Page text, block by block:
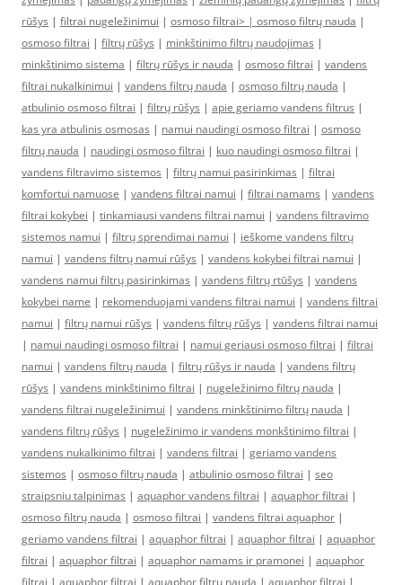
rūšys | filtrai nugeležinimui | osmoso filtrai> | osmoso filtrų nauda |
osmoso filtrai | filtrų rūšys | minkštinimo filtrų naudojimas |
minkštinimo sistema | filtrų rūšys ir nauda | osmoso filtrai | vandens
filtrai nukalkinimui | vandens filtrų nauda | osmoso filtrų nauda |
atbulinio osmoso filtrai | filtrų rūšys | apie geriamo vandens filtrus |
kas yra atbulinis osmosas | namui naudingi osmoso filtrai | osmoso
filtrų nauda | naudingi osmoso filtrai | kuo naudingi osmoso filtrai |
vandens filtravimo sistemos | filtrų namui pasirinkimas | filtrai
komfortui namuose | vandens filtrai namui | filtrai namams | vandens
filtrai kokybei | tinkamiausi vandens filtrai namui | vandens filtravimo
sistemos namui | filtrų sprendimai namui | ieškome vandens filtrų
namui | vandens filtrų namui rūšys | vandens kokybei filtrai namui |
vandens namui filtrų pasirinkimas | vandens filtrų rtūšys | vandens
kokybei name | rekomenduojami vandens filtrai namui | vandens filtrai
namui | filtrų namui rūšys | vandens filtrų rūšys | vandens filtrai namui
| namui naudingi osmoso filtrai | namui geriausi osmoso filtrai | filtrai
namui | vandens filtrų nauda | filtrų rūšys ir nauda | vandens filtrų
rūšys | vandens minkštinimo filtrai | nugeležinimo filtrų nauda |
vandens filtrai nugeležinimui | vandens minkštinimo filtrų nauda |
vandens filtrų rūšys | nugeležinimo ir vandens monkštinimo filtrai |
vandens nukalkinimo filtrai | vandens filtrai | geriamo vandens
sistemos | osmoso filtrų nauda | atbulinio osmoso filtrai | seo
straipsniu talpinimas | aquaphor vandens filtrai | aquaphor filtrai |
osmoso filtrų nauda | osmoso filtrai | vandens filtrai aquaphor |
geriamo vandens filtrai | aquaphor filtrai | aquaphor filtrai | aquaphor
filtrai | aquaphor filtrai | aquaphor namams ir pramonei | aquaphor
filtrai | aquaphor filtrai | aquaphor filtrų nauda | aquaphor filtrai |